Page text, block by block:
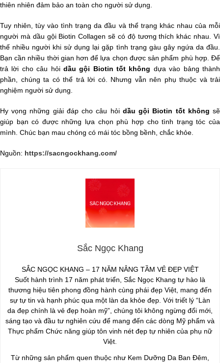
thiên nhiên đảm bảo an toàn cho người sử dụng.
Tuy nhiên, tùy vào tình trạng da đầu và thể trạng khác nhau của mỗi
người mà dầu gội Biotin Collagen sẽ có độ tương thích khác nhau. Vì
thế nhiều người khi sử dụng lại gặp tình trạng gàu gây ngứa da đầu.
Bạn cần nhiều thời gian hơn để lựa chọn được sản phẩm phù hợp. Để
trả lời cho câu hỏi dầu gội Biotin tốt không dựa vào bảng thành
phần, chúng ta có thể trả lời có. Nhưng vẫn nên phụ thuộc và trải
nghiệm người sử dụng.
Hy vọng những giải đáp cho câu hỏi dầu gội Biotin tốt không sẽ
giúp bạn có được những lựa chọn phù hợp cho tình trạng tóc của
mình. Chúc bạn mau chóng có mái tóc bồng bềnh, chắc khỏe.
Nguồn: https://sacngockhang.com/
Sắc Ngọc Khang
SẮC NGỌC KHANG – 17 NĂM NÂNG TẦM VẺ ĐẸP VIỆT
Suốt hành trình 17 năm phát triển, Sắc Ngọc Khang tự hào là
thương hiệu tiên phong đồng hành cùng phái đẹp Việt, mang đến
sự tự tin và hạnh phúc qua một làn da khỏe đẹp. Với triết lý “Làn
da đẹp chính là vẻ đẹp hoàn mỹ”, chúng tôi không ngừng đổi mới,
sáng tạo và đầu tư nghiên cứu để mang đến các dòng Mỹ phẩm và
Thực phẩm Chức năng giúp tôn vinh nét đẹp tự nhiên của phụ nữ
Việt.
Từ những sản phẩm quen thuộc như Kem Dưỡng Da Ban Đêm,